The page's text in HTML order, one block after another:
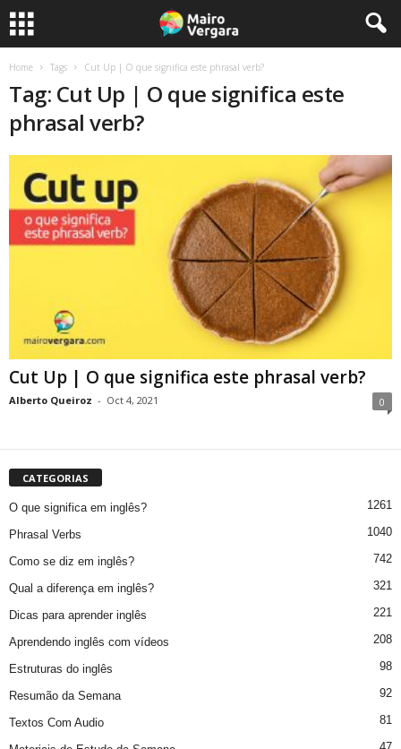
Home Tags Cut Up | O que significa este phrasal verb?
Tag: Cut Up | O que significa este
phrasal verb?
Cut Up | O que significa este phrasal verb?
Alberto Queiroz - Oct 4, 2021 0
CATEGORIAS
O que significa em inglês? 1261
Phrasal Verbs 1040
Como se diz em inglês? 742
Qual a diferença em inglês? 321
Dicas para aprender inglês 221
Aprendendo inglês com vídeos 208
Estruturas do inglês 98
Resumão da Semana 92
Textos Com Audio 81